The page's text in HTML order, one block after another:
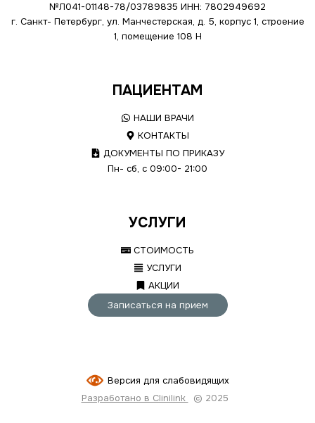
№Л041-01148-78/03789835 ИНН: 7802949692
г. Санкт- Петербург, ул. Манчестерская, д. 5, корпус 1, строение
1, помещение 108 Н
ПАЦИЕНТАМ
НАШИ ВРАЧИ
КОНТАКТЫ
ДОКУМЕНТЫ ПО ПРИКАЗУ
Пн- сб, с 09:00- 21:00
УСЛУГИ
СТОИМОСТЬ
УСЛУГИ
АКЦИИ
Записаться на прием
Версия для слабовидящих
Разработано в Clinilink
© 2025